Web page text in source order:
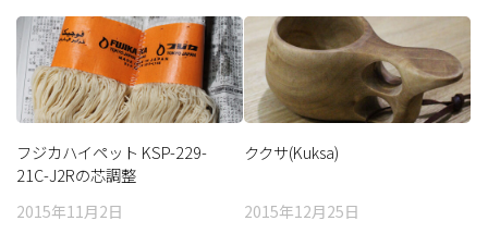
フジカハイペット KSP-229-
21C-J2Rの芯調整
2015年11月2日
ククサ(Kuksa)
2015年12月25日